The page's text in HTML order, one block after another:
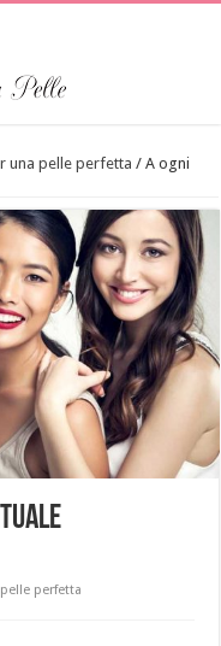
una pelle perfetta / A ogni
perfetta